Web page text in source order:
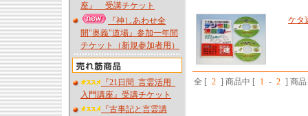
座』 受講チケット
『神しあわせ全
開"奥義"道場』参加一年間
チケット（新規参加者用）
『21日間_言霊活用_
入門講座』受講チケット
『古事記と言霊講
ケタ
全 [ 2 ] 商品中 [ 1 - 2 ] 商